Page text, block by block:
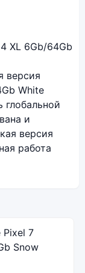
XL 6Gb/64Gb
версия
White
и
версия
работа